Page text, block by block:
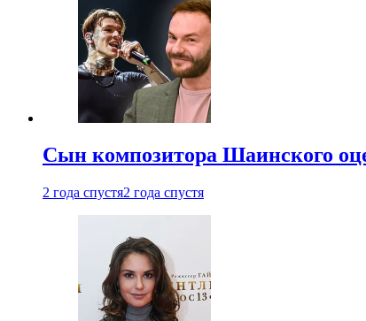
Сын композитора Шаинского
2 года спустя2 года спустя